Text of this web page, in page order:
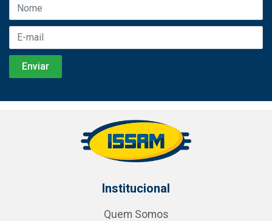
Institucional
Quem Somos